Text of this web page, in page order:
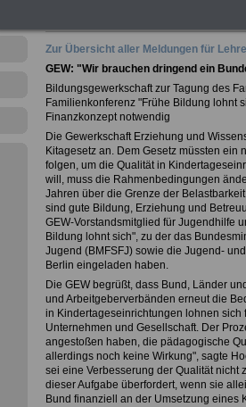
Zur Übersicht aller Meldungen für
GEW: "Wir brauchen dringend ein
Bildungsgewerkschaft zur Tagung des
Familienkonferenz "Frühe Bildung lohnt
Finanzkonzept notwendig
Die Gewerkschaft Erziehung und
Kitagesetz an. Dem Gesetz müssten ein
folgen, um die Qualität in
will, muss die Rahmenbedingungen
Jahren über die Grenze der
sind gute Bildung, Erziehung und
GEW-Vorstandsmitglied für Jugendhilfe
Bildung lohnt sich", zu der das
Jugend (BMFSFJ) sowie die Jugend-
Berlin eingeladen haben.
Die GEW begrüßt, dass Bund, Länder
und Arbeitgeberverbänden erneut die
in Kindertageseinrichtungen lohnen
Unternehmen und Gesellschaft. Der
angestoßen haben, die pädagogische
allerdings noch keine Wirkung", sagte
sei eine Verbesserung der Qualität nicht
dieser Aufgabe überfordert, wenn sie
Bund finanziell an der Umsetzung eines